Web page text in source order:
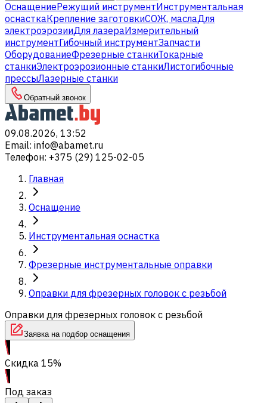
ОснащениеРежущий инструментИнструментальная
оснасткаКрепление заготовкиСОЖ, маслаДля
электроэрозииДля лазераИзмерительный
инструментГибочный инструментЗапчасти
ОборудованиеФрезерные станкиТокарные
станкиЭлектроэрозионные станкиЛистогибочные
прессыЛазерные станки
Обратный звонок
09.08.2026, 13:52
Email: info@abamet.ru
Телефон: +375 (29) 125-02-05
Главная
Оснащение
Инструментальная оснастка
Фрезерные инструментальные оправки
Оправки для фрезерных головок с резьбой
Оправки для фрезерных головок с резьбой
Заявка на подбор оснащения
Скидка 15%
Под заказ